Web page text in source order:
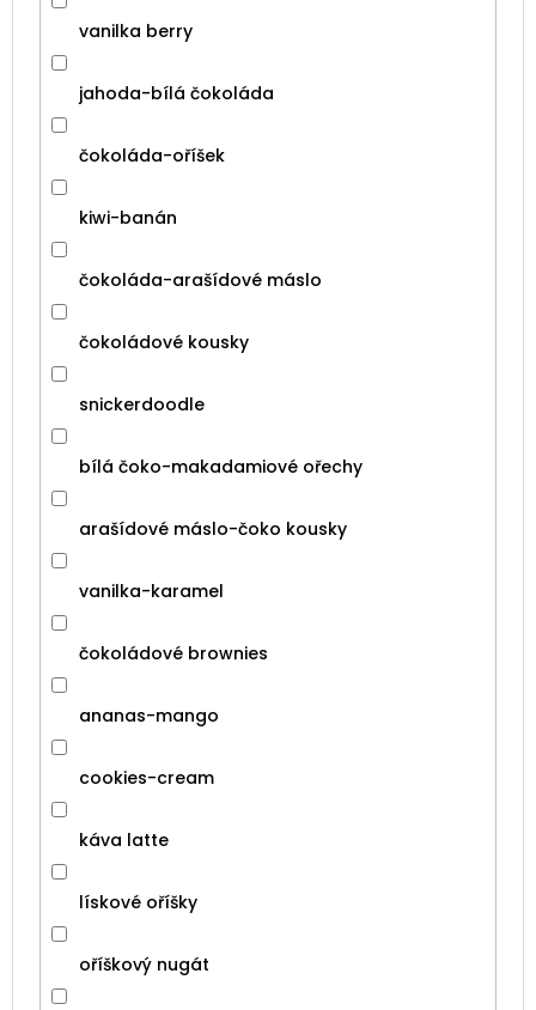
vanilka berry
jahoda-bílá čokoláda
čokoláda-oříšek
kiwi-banán
čokoláda-arašídové máslo
čokoládové kousky
snickerdoodle
bílá čoko-makadamiové ořechy
arašídové máslo-čoko kousky
vanilka-karamel
čokoládové brownies
ananas-mango
cookies-cream
káva latte
lískové oříšky
oříškový nugát